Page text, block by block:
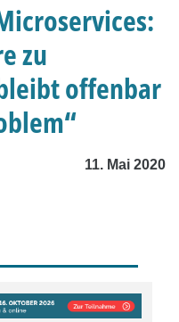
zu
offenbar
11. Mai 2020